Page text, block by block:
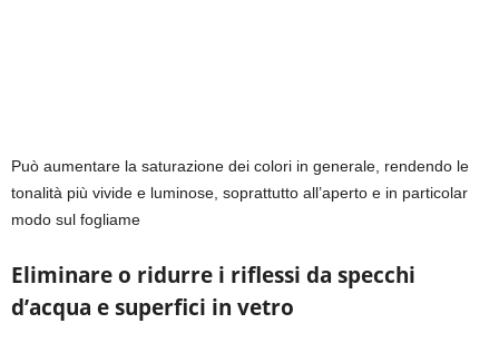
Può aumentare la saturazione dei colori in generale, rendendo le
tonalità più vivide e luminose, soprattutto all’aperto e in particolar
modo sul fogliame
Eliminare o ridurre i riflessi da specchi
d’acqua e superfici in vetro